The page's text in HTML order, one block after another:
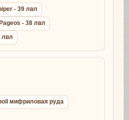
- 39 лвл
Pageos - 38 лвл
лвл
мифриловая руда